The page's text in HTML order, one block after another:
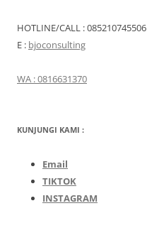
HOTLINE/CALL : 085210745506
E : bjoconsulting
WA : 0816631370
KUNJUNGI KAMI :
Email
TIKTOK
INSTAGRAM